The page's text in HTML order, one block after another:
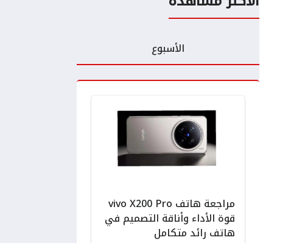
الأسبوع
مراجعة هاتف vivo X200 Pro
قوة الأداء وأناقة التصميم في
هاتف رائد متكامل